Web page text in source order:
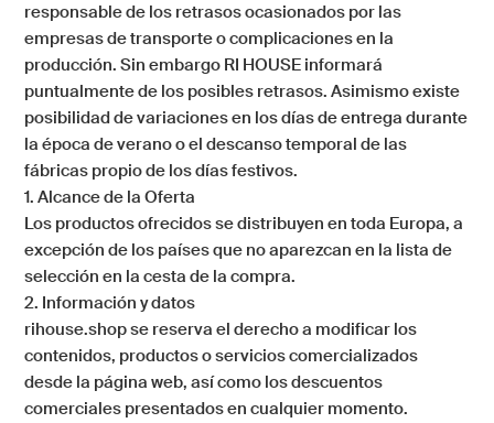
responsable de los retrasos ocasionados por las
empresas de transporte o complicaciones en la
producción. Sin embargo RI HOUSE informará
puntualmente de los posibles retrasos. Asimismo existe
posibilidad de variaciones en los días de entrega durante
la época de verano o el descanso temporal de las
fábricas propio de los días festivos.
1. Alcance de la Oferta
Los productos ofrecidos se distribuyen en toda Europa, a
excepción de los países que no aparezcan en la lista de
selección en la cesta de la compra.
2. Información y datos
rihouse.shopse reserva el derecho a modificar los
contenidos, productos o servicios comercializados
desde la página web, así como los descuentos
comerciales presentados en cualquier momento.